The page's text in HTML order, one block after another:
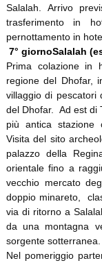
Salalah. Arrivo
trasferimento in
pernottamento in
7° giornoSalalah
Prima colazione in
regione del Dhofar,
villaggio di pescatori
del Dhofar. Ad est di
più antica stazione
Visita del sito
palazzo della
orientale fino a
vecchio mercato
doppio minareto,
via di ritorno a
da una montagna
sorgente sotterranea.
Nel pomeriggio